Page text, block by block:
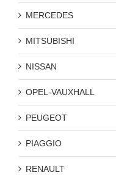
MERCEDES
MITSUBISHI
NISSAN
OPEL-VAUXHALL
PEUGEOT
PIAGGIO
RENAULT